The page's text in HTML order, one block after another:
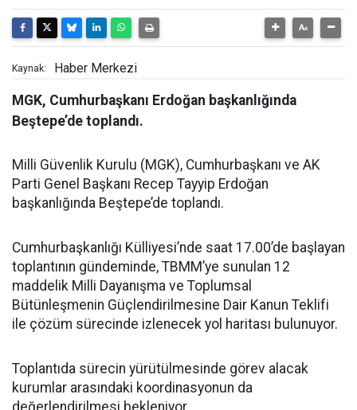
Kaynak: Haber Merkezi
MGK, Cumhurbaşkanı Erdoğan başkanlığında
Beştepe’de toplandı.
Milli Güvenlik Kurulu (MGK), Cumhurbaşkanı ve AK
Parti Genel Başkanı Recep Tayyip Erdoğan
başkanlığında Beştepe’de toplandı.
Cumhurbaşkanlığı Külliyesi’nde saat 17.00’de başlayan
toplantının gündeminde, TBMM’ye sunulan 12
maddelik Milli Dayanışma ve Toplumsal
Bütünleşmenin Güçlendirilmesine Dair Kanun Teklifi
ile çözüm sürecinde izlenecek yol haritası bulunuyor.
Toplantıda sürecin yürütülmesinde görev alacak
kurumlar arasındaki koordinasyonun da
değerlendirilmesi bekleniyor.